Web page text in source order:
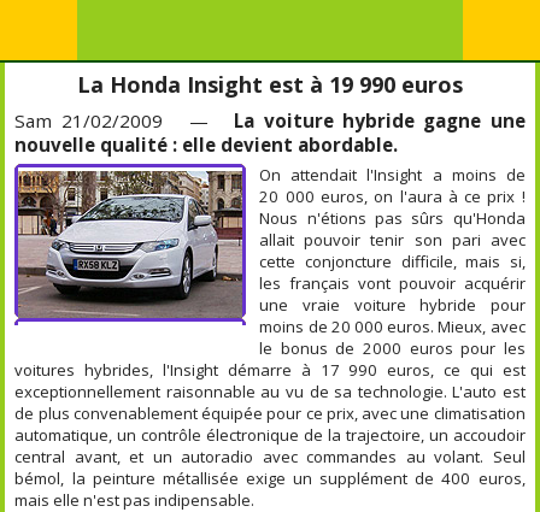
La Honda Insight est à 19 990 euros
Sam 21/02/2009 — La voiture hybride gagne une
nouvelle qualité : elle devient abordable.
On attendait l'Insight a moins de
20 000 euros, on l'aura à ce prix !
Nous n'étions pas sûrs qu'Honda
allait pouvoir tenir son pari avec
cette conjoncture difficile, mais si,
les français vont pouvoir acquérir
une vraie voiture hybride pour
moins de 20 000 euros. Mieux, avec
le bonus de 2000 euros pour les
voitures hybrides, l'Insight démarre à 17 990 euros, ce qui est
exceptionnellement raisonnable au vu de sa technologie. L'auto est
de plus convenablement équipée pour ce prix, avec une climatisation
automatique, un contrôle électronique de la trajectoire, un accoudoir
central avant, et un autoradio avec commandes au volant. Seul
bémol, la peinture métallisée exige un supplément de 400 euros,
mais elle n'est pas indipensable.